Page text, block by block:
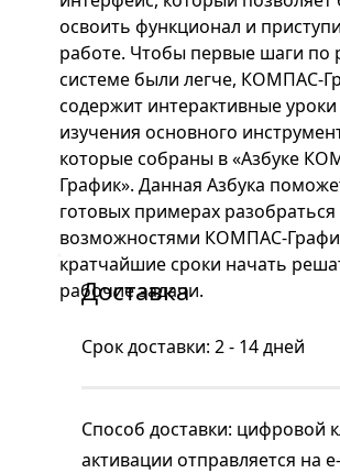
освоить функционал и
работе. Чтобы первые шаги по
системе были легче, КОМПАС-
содержит интерактивные уроки
изучения основного
которые собраны в «Азбуке
График». Данная Азбука
готовых примерах разобраться
возможностями КОМПАС-
кратчайшие сроки начать
рабочие задачи.
Доставка
Срок доставки: 2 - 14 дней
Способ доставки: цифровой
активации отправляется на